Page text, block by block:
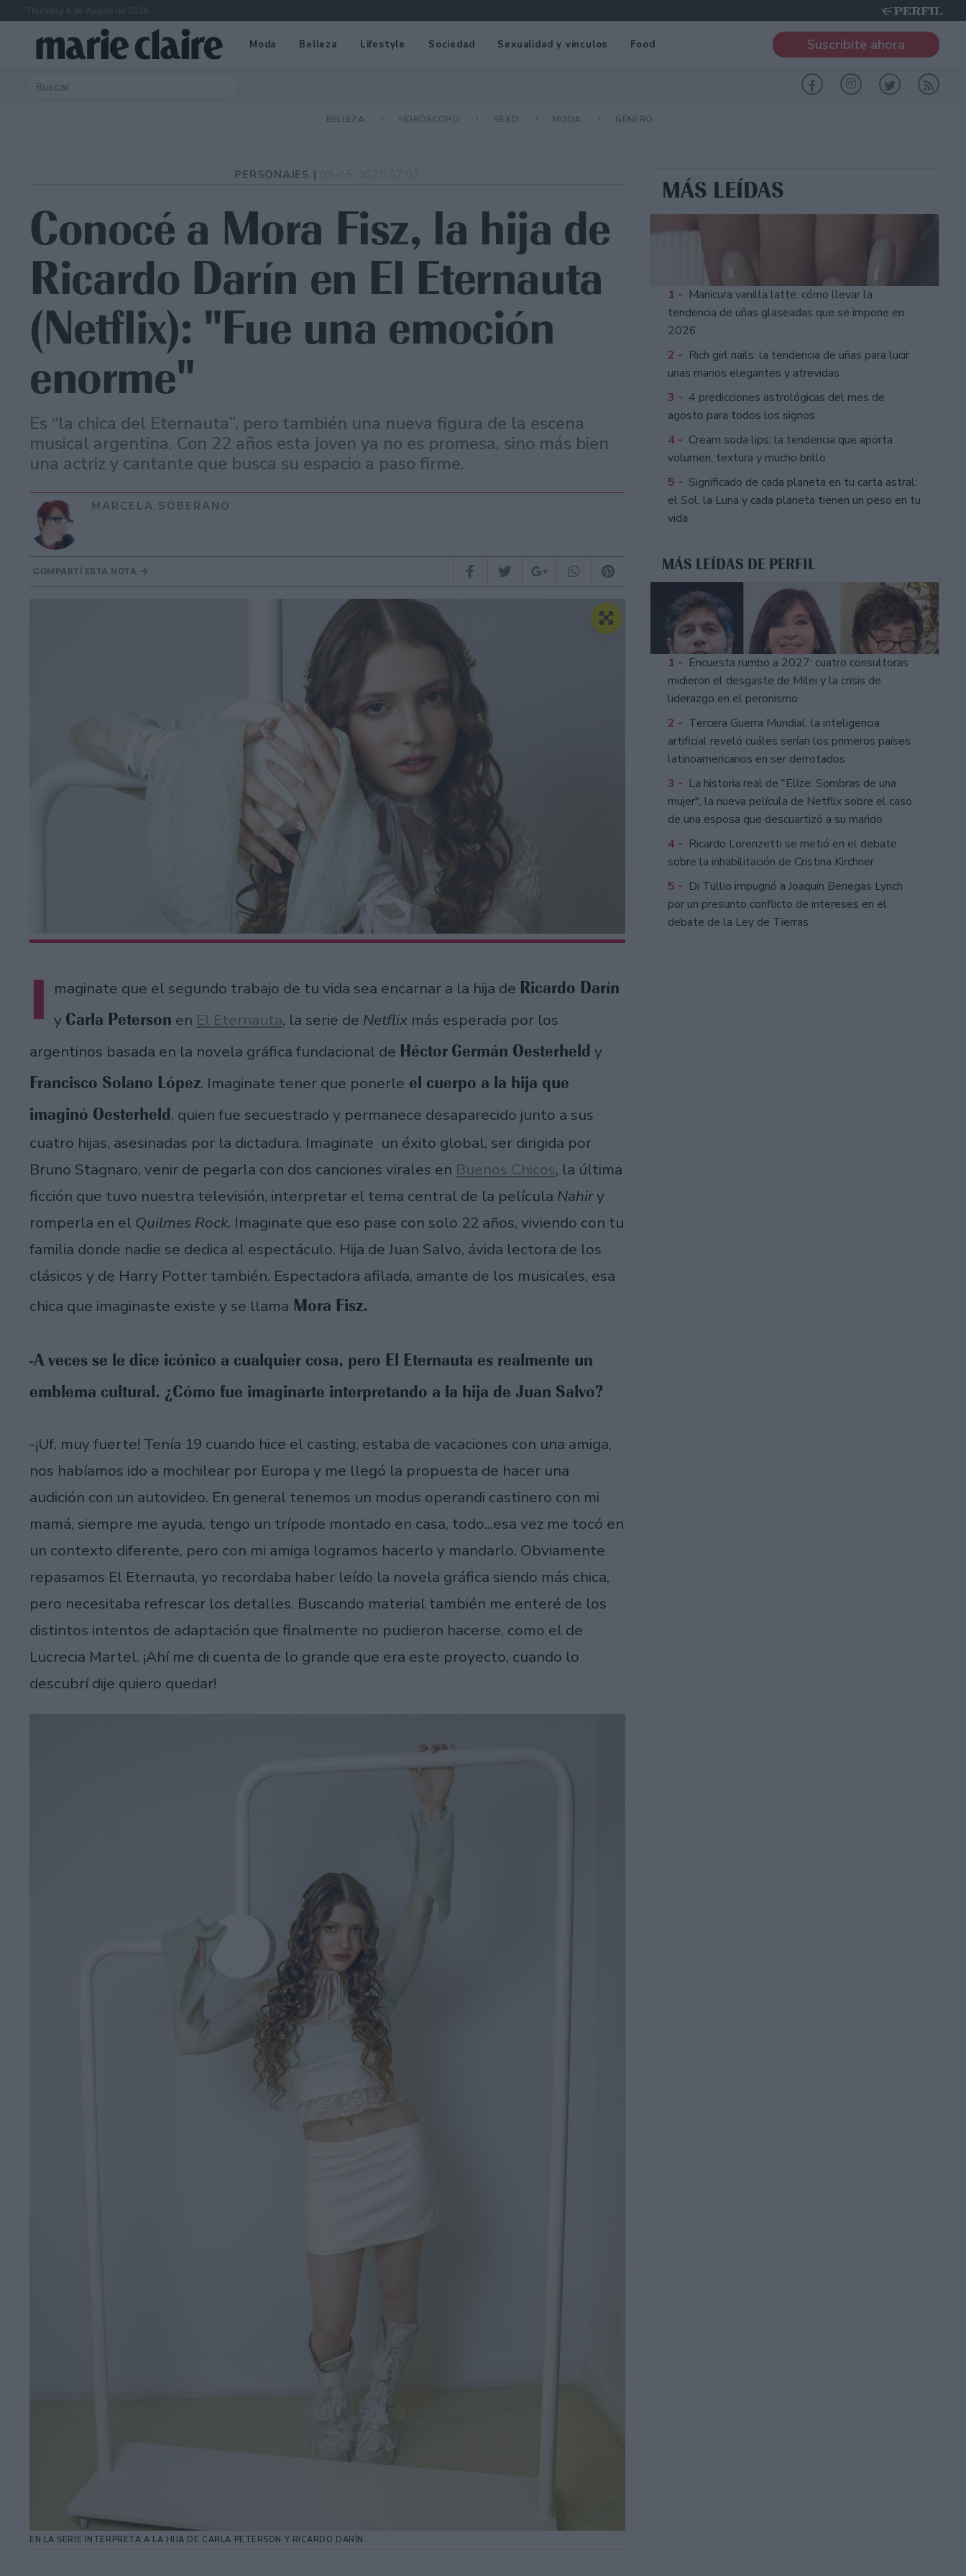
Thursday 6 de August de 2026
Moda Belleza Lifestyle Sociedad Sexualidad y vínculos Food Suscribite ahora
BELLEZA HORÓSCOPO SEXO MODA GÉNERO
PERSONAJES |
Conocé a Mora Fisz, la hija de
Ricardo Darín en El Eternauta
(Netflix): "Fue una emoción
enorme"
Es “la chica del Eternauta”, pero también una nueva figura de la escena
musical argentina. Con 22 años esta joven ya no es promesa, sino más bien
una actriz y cantante que busca su espacio a paso firme.
MARCELA SOBERANO
COMPARTÍ ESTA NOTA
I maginate que el segundo trabajo de tu vida sea encarnar a la hija de Ricardo Darín
y Carla Peterson en El Eternauta, la serie de Netflix más esperada por los
argentinos basada en la novela gráfica fundacional de Héctor Germán Oesterheld y
Francisco Solano López. Imaginate tener que ponerle el cuerpo a la hija que
imaginó Oesterheld, quien fue secuestrado y permanece desaparecido junto a sus
cuatro hijas, asesinadas por la dictadura. Imaginate un éxito global, ser dirigida por
Bruno Stagnaro, venir de pegarla con dos canciones virales en Buenos Chicos, la última
ficción que tuvo nuestra televisión, interpretar el tema central de la película Nahiry
romperla en el Quilmes Rock. Imaginate que eso pase con solo 22 años, viviendo con tu
familia donde nadie se dedica al espectáculo. Hija de Juan Salvo, ávida lectora de los
clásicos y de Harry Potter también. Espectadora afilada, amante de los musicales, esa
chica que imaginaste existe y se llama Mora Fisz.
-A veces se le dice icónico a cualquier cosa, pero El Eternauta es realmente un
emblema cultural. ¿Cómo fue imaginarte interpretando a la hija de Juan Salvo?
-¡Uf, muy fuerte! Tenía 19 cuando hice el casting, estaba de vacaciones con una amiga,
nos habíamos ido a mochilear por Europa y me llegó la propuesta de hacer una
audición con un autovideo. En general tenemos un modus operandi castinero con mi
mamá, siempre me ayuda, tengo un trípode montado en casa, todo...esa vez me tocó en
un contexto diferente, pero con mi amiga logramos hacerlo y mandarlo. Obviamente
repasamos El Eternauta, yo recordaba haber leído la novela gráfica siendo más chica,
pero necesitaba refrescar los detalles. Buscando material también me enteré de los
distintos intentos de adaptación que finalmente no pudieron hacerse, como el de
Lucrecia Martel. ¡Ahí me di cuenta de lo grande que era este proyecto, cuando lo
descubrí dije quiero quedar!
EN LA SERIE INTERPRETA A LA HIJA DE CARLA PETERSON Y RICARDO DARÍN.
MÁS LEÍDAS
1 - Manicura vanilla latte: cómo llevar la
tendencia de uñas glaseadas que se impone en
2026
2 - Rich girl nails: la tendencia de uñas para lucir
unas manos elegantes y atrevidas
3 - 4 predicciones astrológicas del mes de
agosto para todos los signos
4 - Cream soda lips: la tendencia que aporta
volumen, textura y mucho brillo
5 - Significado de cada planeta en tu carta astral:
el Sol, la Luna y cada planeta tienen un peso en tu
vida
MÁS LEÍDAS DE PERFIL
1 - Encuesta rumbo a 2027: cuatro consultoras
midieron el desgaste de Milei y la crisis de
liderazgo en el peronismo
2 - Tercera Guerra Mundial: la inteligencia
artificial reveló cuáles serían los primeros países
latinoamericanos en ser derrotados
3 - La historia real de "Elize: Sombras de una
mujer", la nueva película de Netflix sobre el caso
de una esposa que descuartizó a su marido
4 - Ricardo Lorenzetti se metió en el debate
sobre la inhabilitación de Cristina Kirchner
5 - Di Tullio impugnó a Joaquín Benegas Lynch
por un presunto conflicto de intereses en el
debate de la Ley de Tierras